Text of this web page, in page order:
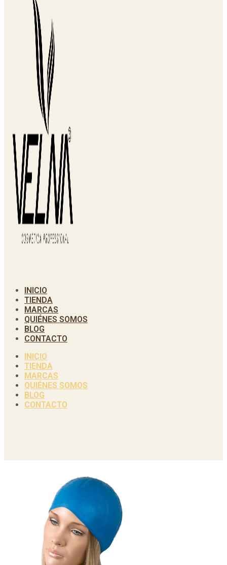
INICIO
TIENDA
MARCAS
QUIÉNES SOMOS
BLOG
CONTACTO
INICIO
TIENDA
MARCAS
QUIÉNES SOMOS
BLOG
CONTACTO